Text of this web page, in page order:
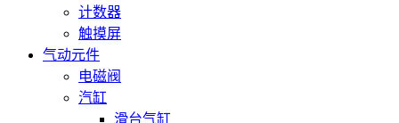
计数器
触摸屏
气动元件
电磁阀
汽缸
滑台气缸